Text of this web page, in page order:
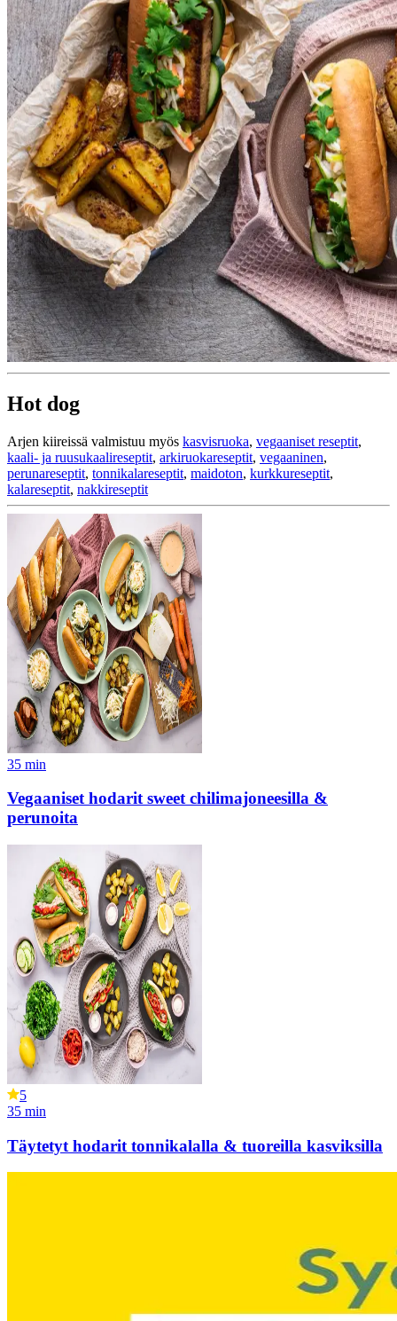
Hot dog
Arjen kiireissä valmistuu myös kasvisruoka, vegaaniset reseptit,
kaali- ja ruusukaalireseptit, arkiruokareseptit, vegaaninen,
perunareseptit, tonnikalareseptit, maidoton, kurkkureseptit,
kalareseptit, nakkireseptit
35 min
Vegaaniset hodarit sweet chilimajoneesilla &
perunoita
5
35 min
Täytetyt hodarit tonnikalalla & tuoreilla kasviksilla